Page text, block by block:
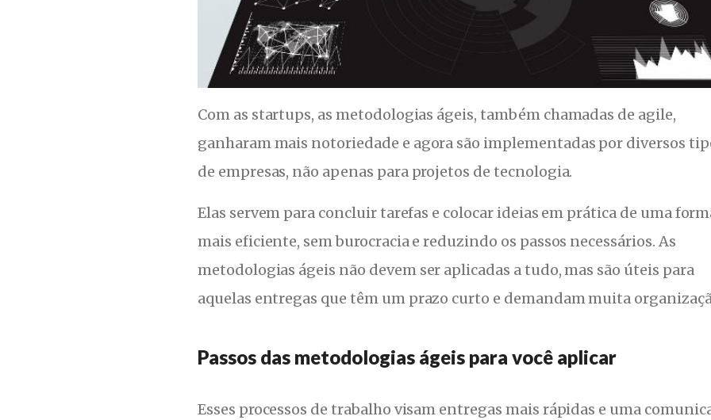
Com as startups, as metodologias ágeis, também chamadas de agile,
ganharam mais notoriedade e agora são implementadas por diversos
de empresas, não apenas para projetos de tecnologia.
Elas servem para concluir tarefas e colocar ideias em prática de uma
mais eficiente, sem burocracia e reduzindo os passos necessários. As
metodologias ágeis não devem ser aplicadas a tudo, mas são úteis para
aquelas entregas que têm um prazo curto e demandam muita
Passos das metodologias ágeis para você aplicar
Esses processos de trabalho visam entregas mais rápidas e uma